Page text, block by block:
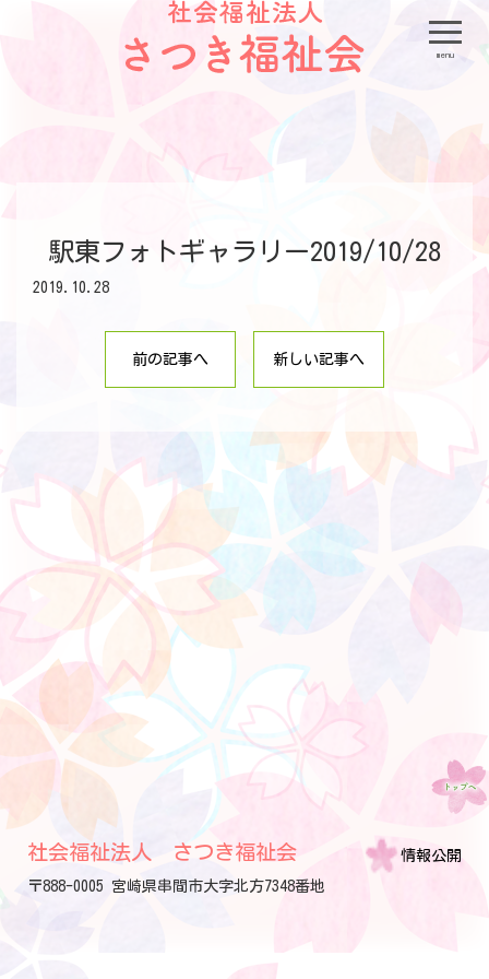
menu
駅東フォトギャラリー2019/10/28
2019.10.28
前の記事へ 新しい記事へ
社会福祉法人 さつき福祉会
〒888-0005 宮崎県串間市大字北方7348番地
情報公開